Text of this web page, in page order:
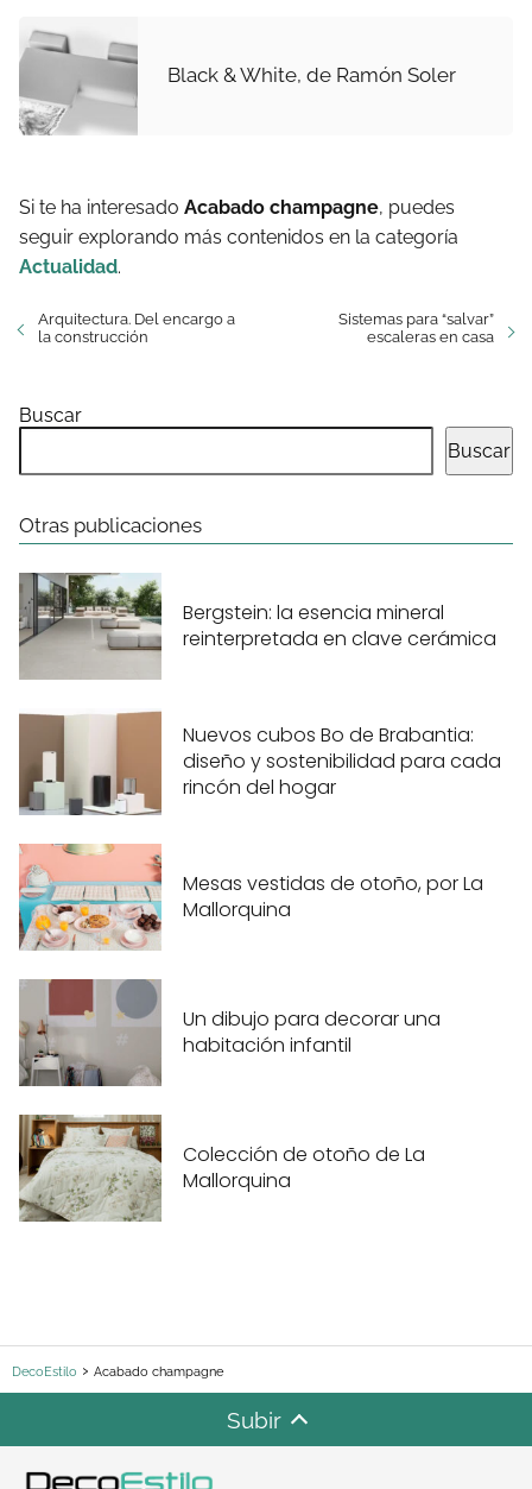
Black & White, de Ramón Soler
Si te ha interesado Acabado champagne, puedes
seguir explorando más contenidos en la categoría
Actualidad.
Arquitectura. Del encargo a
la construcción
Sistemas para “salvar”
escaleras en casa
Buscar
Buscar
Otras publicaciones
Bergstein: la esencia mineral
reinterpretada en clave cerámica
Nuevos cubos Bo de Brabantia:
diseño y sostenibilidad para cada
rincón del hogar
Mesas vestidas de otoño, por La
Mallorquina
Un dibujo para decorar una
habitación infantil
Colección de otoño de La
Mallorquina
DecoEstilo Acabado champagne
Subir